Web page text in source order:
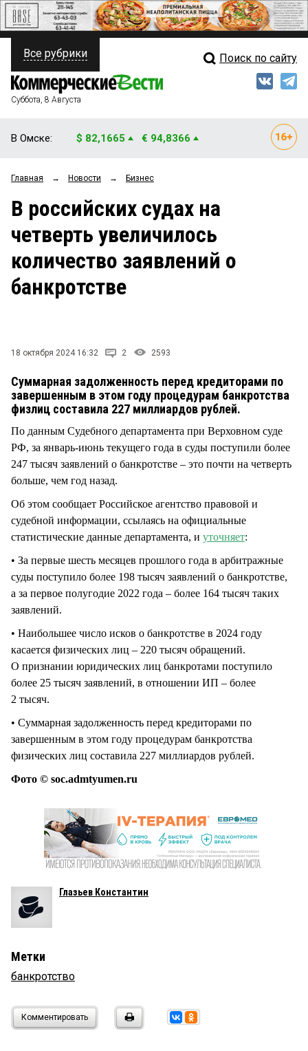
ПОЛИТИКА
ФИНАНСЫ
ОБЩЕСТВО
ЗАКОН
НОВОСТИ КОМПАНИЙ
Свежий выпуск
Рейтинги
Блоги
Архив
Все рубрики Поиск по сайту
Суббота, 8 Августа
В Омске: $ 82,1665 € 94,8366
Главная → Новости → Бизнес
В российских судах на
четверть увеличилось
количество заявлений о
банкротстве
18 октября 2024 16:32 2 2593
Суммарная задолженность перед кредиторами по
завершенным в этом году процедурам банкротства
физлиц составила 227 миллиардов рублей.
По данным Судебного департамента при Верховном суде
РФ, за январь-июнь текущего года в суды поступили более
247 тысяч заявлений о банкротстве – это почти на четверть
больше, чем год назад.
Об этом сообщает Российское агентство правовой и
судебной информации, ссылаясь на официальные
статистические данные департамента, и уточняет:
• За первые шесть месяцев прошлого года в арбитражные
суды поступило более 198 тысяч заявлений о банкротстве,
а за первое полугодие 2022 года – более 164 тысяч таких
заявлений.
• Наибольшее число исков о банкротстве в 2024 году
касается физических лиц – 220 тысяч обращений.
О признании юридических лиц банкротами поступило
более 25 тысяч заявлений, в отношении ИП – более
2 тысяч.
• Суммарная задолженность перед кредиторами по
завершенным в этом году процедурам банкротства
физических лиц составила 227 миллиардов рублей.
Фото © soc.admtyumen.ru
Глазьев Константин
Метки
банкротство
Комментировать